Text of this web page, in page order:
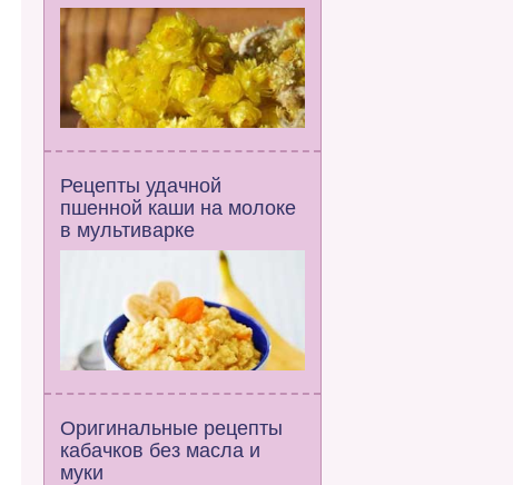
Рецепты удачной
пшенной каши на молоке
в мультиварке
Оригинальные рецепты
кабачков без масла и
муки